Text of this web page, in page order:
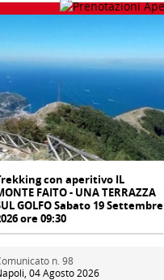
con aperitivo IL
FAITO - UNA TERRAZZA
GOLFO Sabato 19 Settembre
ore 09:30
n. 98
04 Agosto 2026